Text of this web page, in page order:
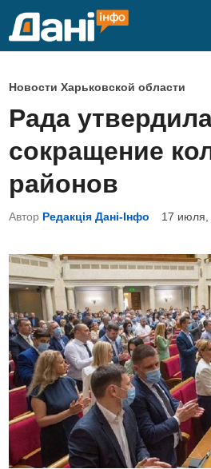
О
п
у
б
л
и
к
в
а
н
о
в
Новости Харьковской области
Рада
сокращение
районов
Автор Редакція Дані-Інфо 17 июля,